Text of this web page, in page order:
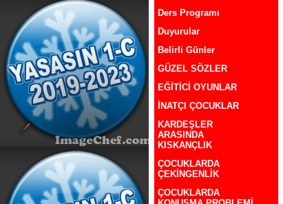
Ders Programı
Duyurular
Belirli Günler
GÜZEL SÖZLER
EĞİTİCİ OYUNLAR
İNATÇI ÇOCUKLAR
KARDEŞLER
ARASINDA
KISKANÇLIK
ÇOCUKLARDA
ÇEKİNGENLİK
ÇOCUKLARDA